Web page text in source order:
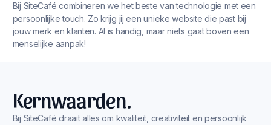
Bij SiteCafé combineren we het beste van technologie met een
persoonlijke touch. Zo krijg jij een unieke website die past bij
jouw merk en klanten. AI is handig, maar niets gaat boven een
menselijke aanpak!
Kernwaarden.
Bij SiteCafé draait alles om kwaliteit, creativiteit en persoonlijk